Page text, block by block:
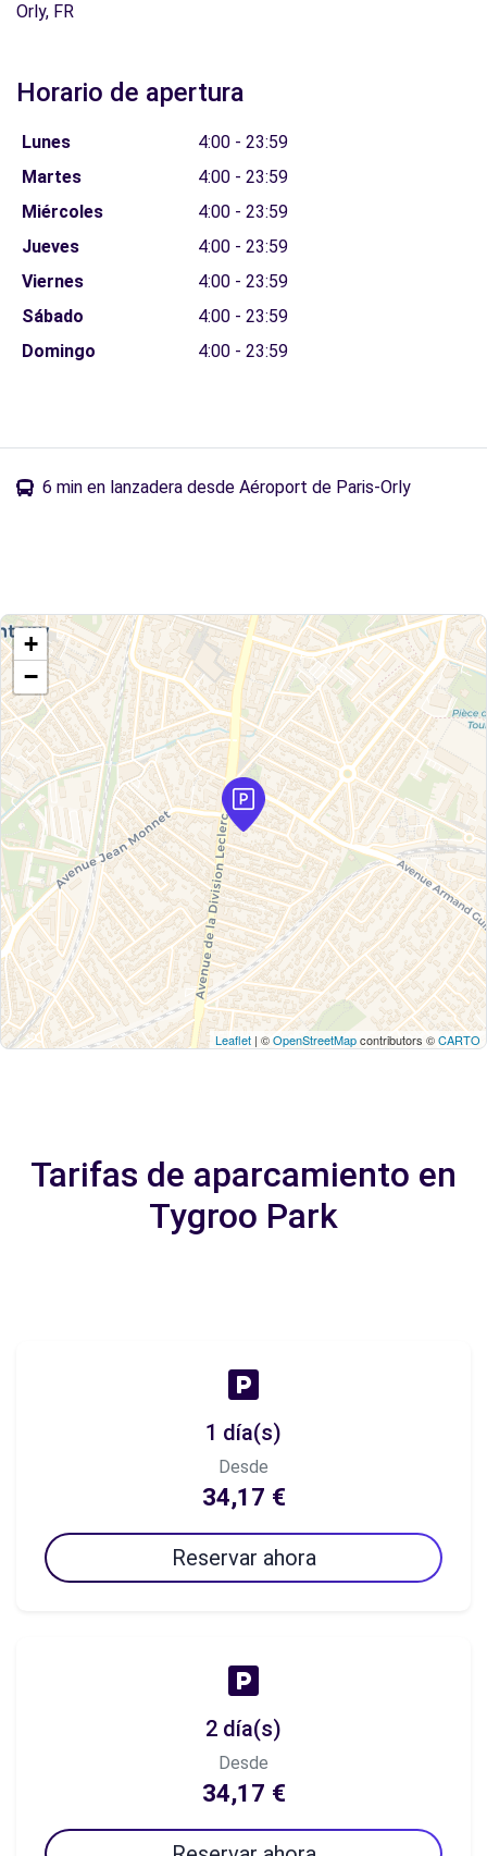
Orly, FR
Horario de apertura
Lunes
4:00 - 23:59
Martes
4:00 - 23:59
Miércoles
4:00 - 23:59
Jueves
4:00 - 23:59
Viernes
4:00 - 23:59
Sábado
4:00 - 23:59
Domingo
4:00 - 23:59
6 min en lanzadera desde Aéroport de Paris-Orly
+
−
Leaflet | ©OpenStreetMapcontributors ©CARTO
Tarifas de aparcamiento en
Tygroo Park
1 día(s)
Desde
34,17 €
Reservar ahora
2 día(s)
Desde
34,17 €